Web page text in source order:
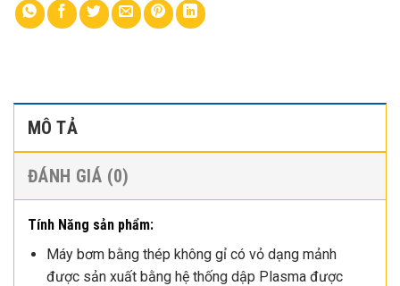
MÔ TẢ
ĐÁNH GIÁ (0)
Tính Năng sản phẩm:
Máy bơm bằng thép không gỉ có vỏ dạng mảnh
được sản xuất bằng hệ thống dập Plasma được